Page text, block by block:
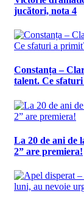
jucători, nota 4
Constanța –
talent. Ce
La 20 de ani de
2” are premiera!